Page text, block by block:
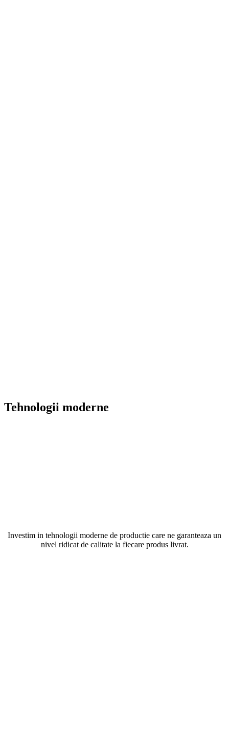
Tehnologii moderne
Investim in tehnologii moderne de productie care ne garanteaza un
nivel ridicat de calitate la fiecare produs livrat.